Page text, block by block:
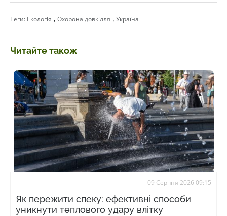
Теги: Екологія , Охорона довкілля , Україна
Читайте також
09 Серпня 2026 09:15
Як пережити спеку: ефективні способи
уникнути теплового удару влітку